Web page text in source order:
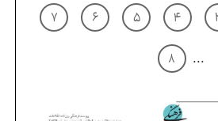
۴ ۵ ۶ ۷
... ۸